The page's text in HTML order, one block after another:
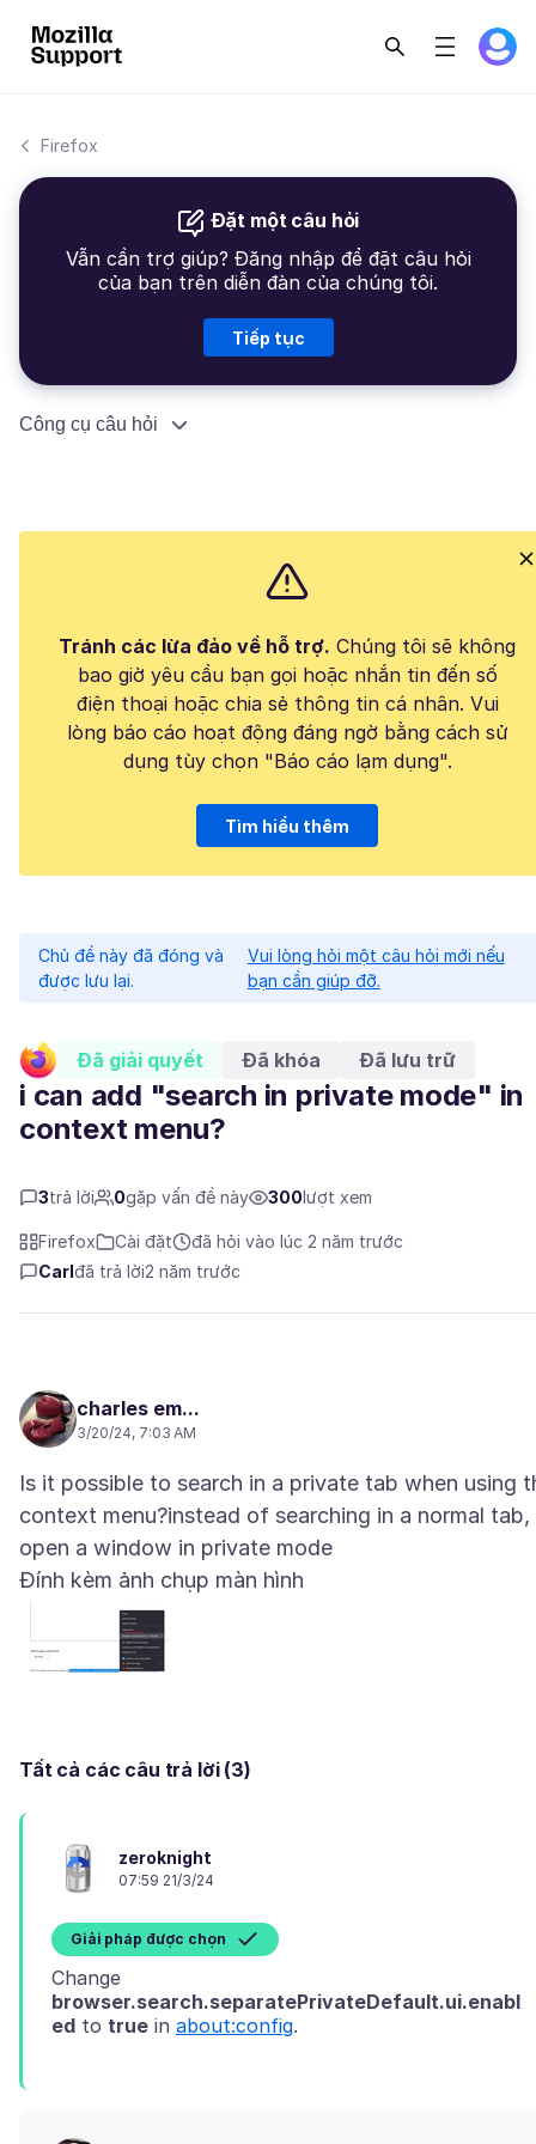
Firefox
Đặt một câu hỏi
Vẫn cần trợ giúp? Đăng nhập để đặt câu hỏi
của bạn trên diễn đàn của chúng tôi.
Tiếp tục
Công cụ câu hỏi
Tránh các lừa đảo về hỗ trợ. Chúng tôi sẽ không
bao giờ yêu cầu bạn gọi hoặc nhắn tin đến số
điện thoại hoặc chia sẻ thông tin cá nhân. Vui
lòng báo cáo hoạt động đáng ngờ bằng cách sử
dụng tùy chọn "Báo cáo lạm dụng".
Tìm hiểu thêm
Chủ đề này đã đóng và
được lưu lại.
Vui lòng hỏi một câu hỏi mới nếu
bạn cần giúp đỡ.
Đã giải quyết Đã khóa Đã lưu trữ
i can add "search in private mode" in
context menu?
3trả lời 0gặp vấn đề này 300lượt xem
Firefox Cài đặt
đã hỏi vào lúc 2 năm trước
Carlđã trả lời2 năm trước
charles em...
3/20/24, 7:03 AM
Is it possible to search in a private tab when using
context menu?instead of searching in a normal tab,
Đính kèm ảnh chụp màn hình
Tất cả các câu trả lời (3)
zeroknight
07:59 21/3/24
Giải pháp được chọn
Change
browser.search.separatePrivateDefault.ui.enabl
ed to true in about:config